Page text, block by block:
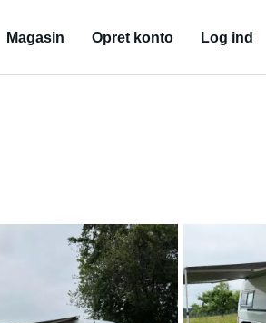
Magasin Opret konto Log ind